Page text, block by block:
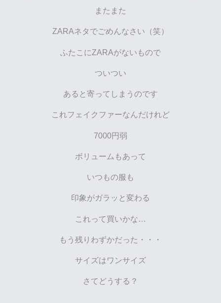
またまた
ZARAネタでごめんなさい（笑）
ふたこにZARAがないもので
ついつい
あると寄ってしまうのです
これフェイクファーなんだけれど
7000円弱
ボリュームもあって
いつもの服も
印象がガラッと変わる
これって買いかな…
もう残りわずかだった・・・
サイズはワンサイズ
さてどうする？